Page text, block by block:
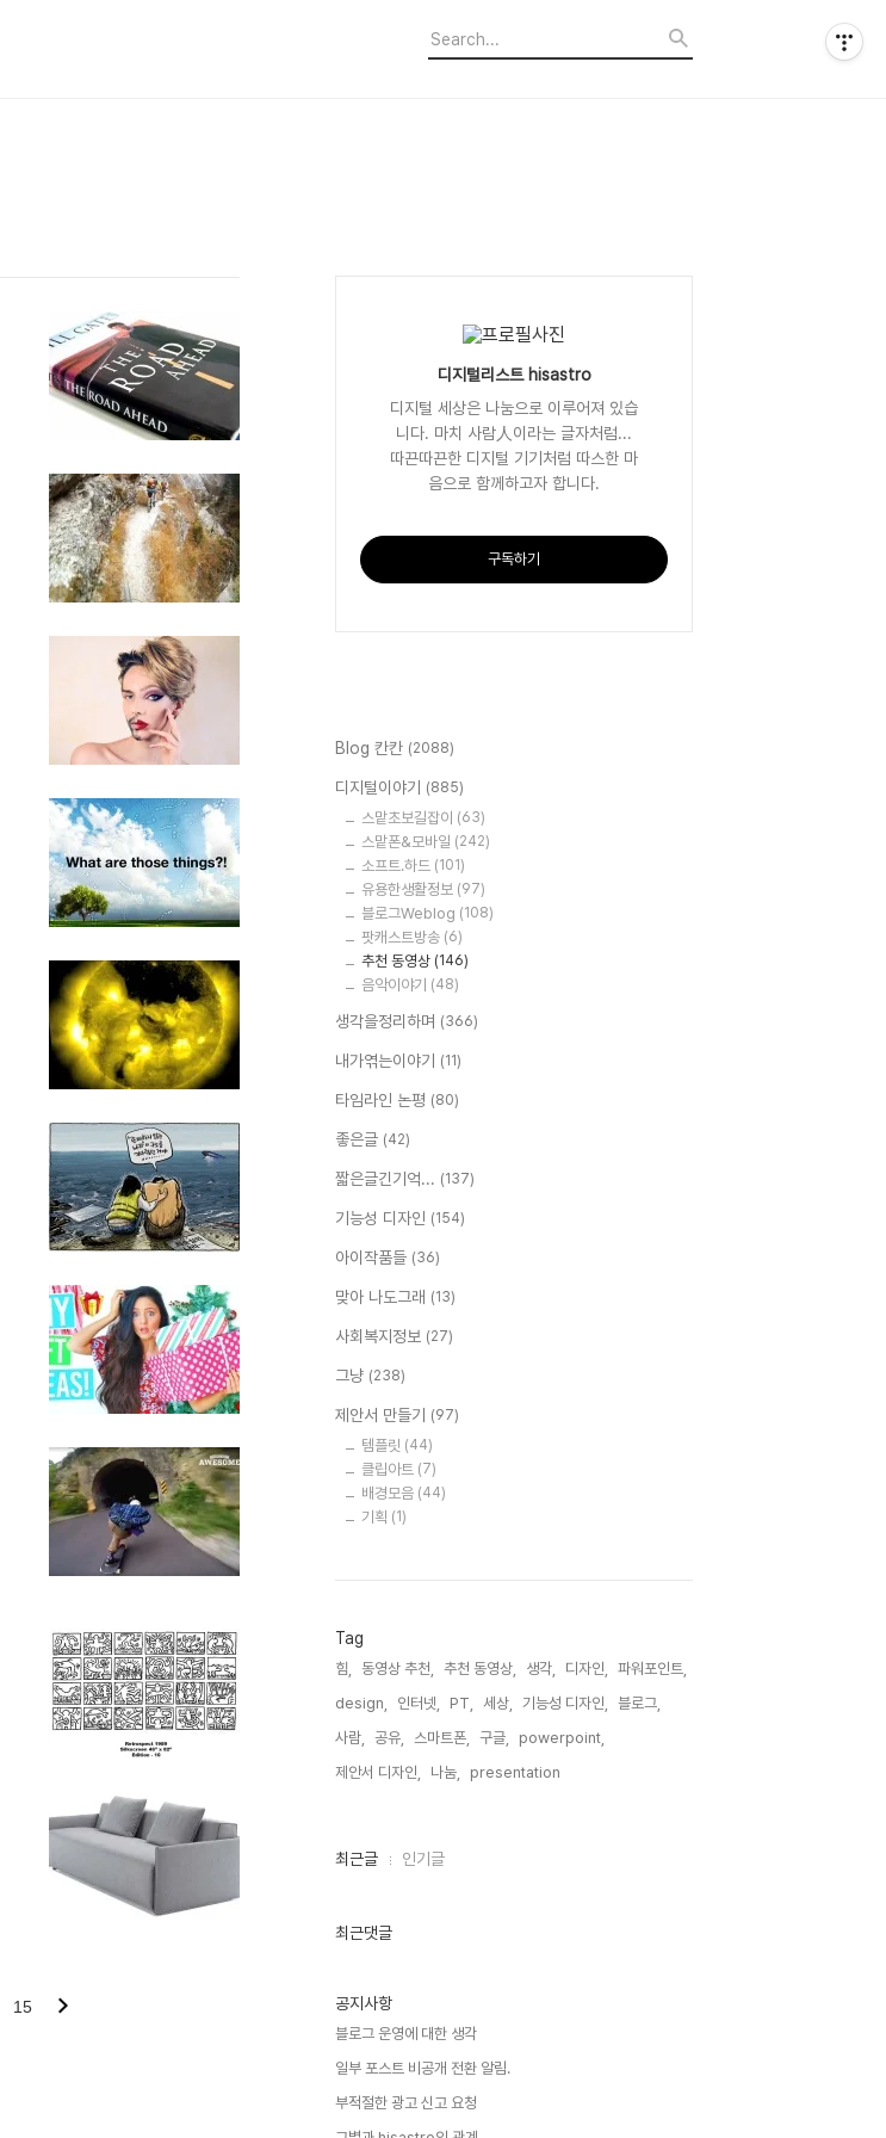
15
디지털리스트 hisastro
디지털 세상은 나눔으로 이루어져 있습
니다. 마치 사람人이라는 글자처럼...
따끈따끈한 디지털 기기처럼 따스한 마
음으로 함께하고자 합니다.
구독하기
Blog 칸칸 (2088)
디지털이야기 (885)
스맡초보길잡이 (63)
스맡폰&모바일 (242)
소프트.하드 (101)
유용한생활정보 (97)
블로그Weblog (108)
팟캐스트방송 (6)
추천 동영상 (146)
음악이야기 (48)
생각을정리하며 (366)
내가엮는이야기 (11)
타임라인 논평 (80)
좋은글 (42)
짧은글긴기억... (137)
기능성 디자인 (154)
아이작품들 (36)
맞아 나도그래 (13)
사회복지정보 (27)
그냥 (238)
제안서 만들기 (97)
템플릿 (44)
클립아트 (7)
배경모음 (44)
기획 (1)
Tag
힘, 동영상 추천, 추천 동영상, 생각, 디자인,
파워포인트,
design,
인터넷, PT, 세상, 기능성 디자인,
블로그,
사람,
공유, 스마트폰, 구글,
powerpoint,
제안서 디자인,
나눔, presentation,
최
인
최근글 인기글
최근댓글
공지사항
블로그 운영에 대한 생각
일부 포스트 비공개 전환 알림.
부적절한 광고 신고 요청